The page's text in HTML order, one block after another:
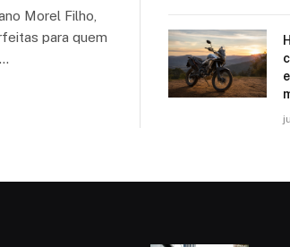
Morel Filho,
para quem